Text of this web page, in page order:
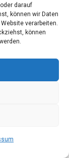
darauf
können wir Daten
verarbeiten.
können
den